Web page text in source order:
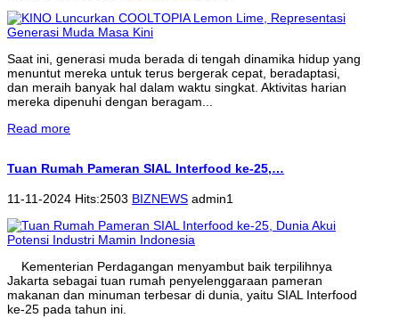
Saat ini, generasi muda berada di tengah dinamika hidup yang
menuntut mereka untuk terus bergerak cepat, beradaptasi,
dan meraih banyak hal dalam waktu singkat. Aktivitas harian
mereka dipenuhi dengan beragam...
Read more
Tuan Rumah Pameran SIAL Interfood ke-25,…
11-11-2024 Hits:2503 BIZNEWS admin1
Kementerian Perdagangan menyambut baik terpilihnya
Jakarta sebagai tuan rumah penyelenggaraan pameran
makanan dan minuman terbesar di dunia, yaitu SIAL Interfood
ke-25 pada tahun ini.